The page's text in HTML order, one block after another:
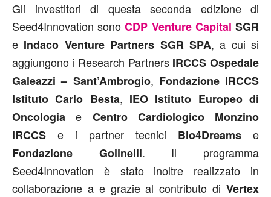
Gli investitori di questa seconda edizione di
Seed4Innovation sonoCDP Venture Capital SGR
e Indaco Venture Partners SGR SPA, a cui si
aggiungono i Research Partners IRCCS Ospedale
Galeazzi – Sant’Ambrogio, Fondazione IRCCS
Istituto Carlo Besta, IEO Istituto Europeo di
Oncologia e Centro Cardiologico Monzino
IRCCS e i partner tecnici Bio4Dreams e
Fondazione Golinelli. Il programma
Seed4Innovation è stato inoltre realizzato in
collaborazione a e grazie al contributo di Vertex